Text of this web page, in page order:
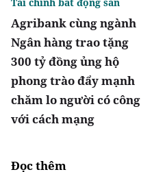
Agribank cùng ngành
Ngân hàng trao tặng
300 tỷ đồng ủng hộ
phong trào đẩy mạnh
chăm lo người có công
với cách mạng
Tài chính bất động sản
Đọc thêm